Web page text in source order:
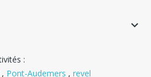
keyboard_arrow_down
:
, Pont-Audemers , revel